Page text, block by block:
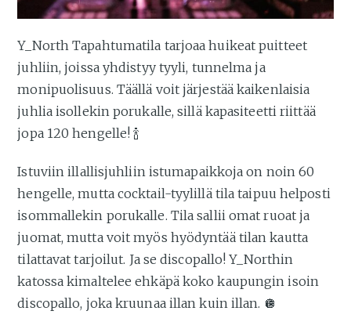
Y_North Tapahtumatila tarjoaa huikeat puitteet
juhliin, joissa yhdistyy tyyli, tunnelma ja
monipuolisuus. Täällä voit järjestää kaikenlaisia
juhlia isollekin porukalle, sillä kapasiteetti riittää
jopa 120 hengelle! 🍾
Istuviin illallisjuhliin istumapaikkoja on noin 60
hengelle, mutta cocktail-tyylillä tila taipuu helposti
isommallekin porukalle. Tila sallii omat ruoat ja
juomat, mutta voit myös hyödyntää tilan kautta
tilattavat tarjoilut. Ja se discopallo! Y_Northin
katossa kimaltelee ehkäpä koko kaupungin isoin
discopallo, joka kruunaa illan kuin illan. 🪩